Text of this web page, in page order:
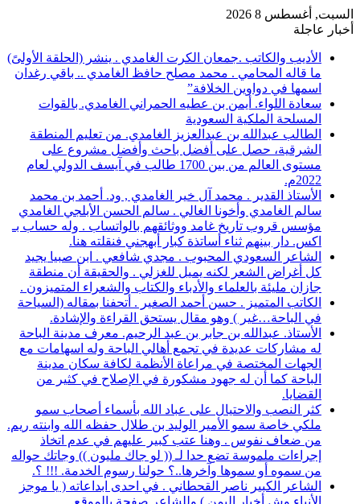
السبت, أغسطس 8 2026
أخبار عاجلة
الأديب والكاتب .جمعان الكرت الغامدي . ينشر (الحلقة الأولىً)
ما قاله المحامي . محمد مصلح حافظ الغامدي .. باقي رغدان
اسمها في دواوين الخلافة”
سعادة اللواء. أيمن بن عطيه الحمراني الغامدي. بالقوات
المسلحة الملكية السعودية
الطالب عبدالله بن عبدالعزيز الغامدي. من تعليم المنطقة
الشرقية، حصل على أفضل باحث وأفضل مشروع على
مستوى العالم من بين 1700 طالب في آيسف الدولي لعام
2022م.
الأستاذ القدير . محمد آل خير الغامدي , ود. أحمد بن محمد
سالم الغامدي وأخونا الغالي . سالم الحسن الأبلجي الغامدي
مؤسس قروب تاريخ غامد ووثائقهم بالواتساب . وله حساب بـ
اكس. دار بينهم ثناء أساتذة كبار أبهجني فنقلته هنا.
الشاعر السعودي المحبوب . مجدي شافعي . ابن صبيا يجيد
كل أغراض الشعر لكنه يميل للغزلي . والحقيقة أن منطقة
جازان مليئة بالعلماء والأدباء والكتاب والشعراء المتميزون .
الكاتب المتميز . حسن أحمد الصغير . أتحفنا بمقاله (السياحة
في الباحة…غير ) وهو مقال يستحق القراءة والإشادة.
الأستاذ. عبدالله بن جابر بن عبد الرحيم. معرف مدينة الباحة
له مشاركات عديدة في تجمع أهالي الباحة وله اسهامات مع
الجهات المختصة في مراعاة الأنظمة لكافة سكان مدينة
الباحة كما أن له جهود مشكورة في الإصلاح في كثير من
القضايا.
كثر النصب والاحتيال على عباد الله بأسماء أصحاب سمو
ملكي خاصة سمو الأمير الوليد بن طلال حفظه الله وابنته ريم.
من ضعاف نفوس . وهنا عتب كبير عليهم في عدم اتخاذ
إجراءات ملموسة تضع حدا لـ (( لو جاك مليون )) وجاتك حواله
من سموه أو سموها وآخرها..؟ حولنا رسوم الخدمة. !!! ؟.
الشاعر الكبير ناصر القحطاني . في احدى ابداعاته ( يا موجز
الأنباء وش أخبار اليمن ) وللشاعر صفحة بالموقع.